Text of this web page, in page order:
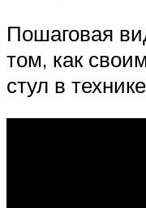
Пошаговая
том, как
стул в